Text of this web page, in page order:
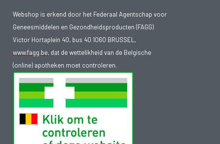
Webshop is erkend door het Federaal Agentschap voor
Geneesmiddelen en Gezondheidsproducten (FAGG)
Victor Hortaplein 40, bus 40 1060 BRUSSEL,
www.fagg.be, dat de wettelikheid van de Belgische
(online) apotheken moet controleren.